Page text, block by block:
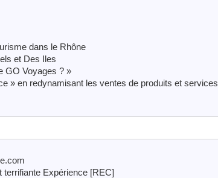
dans le Rhône
et Des Iles
GO Voyages ? »
» en redynamisant les ventes de produits et services
terrifiante Expérience [REC]